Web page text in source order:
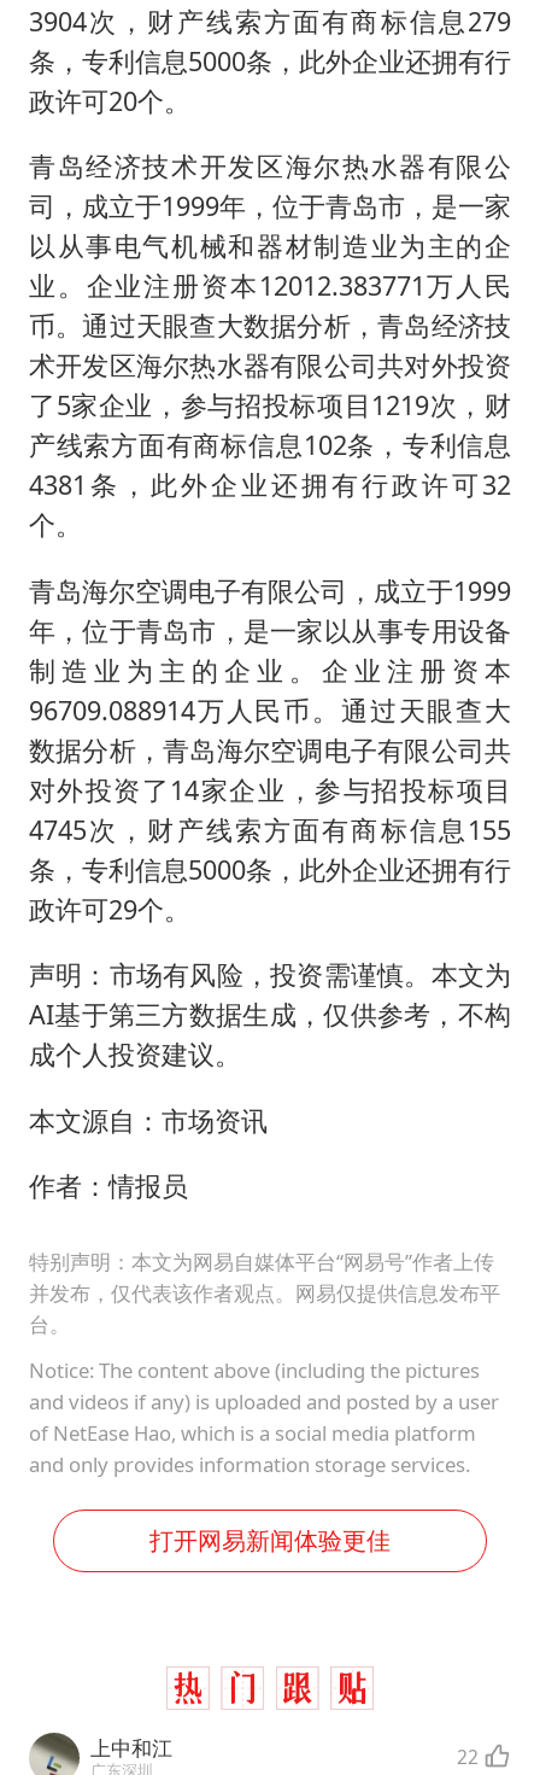
3904次，财产线索方面有商标信息279
条，专利信息5000条，此外企业还拥有行
政许可20个。
青岛经济技术开发区海尔热水器有限公
司，成立于1999年，位于青岛市，是一家
以从事电气机械和器材制造业为主的企
业。企业注册资本12012.383771万人民
币。通过天眼查大数据分析，青岛经济技
术开发区海尔热水器有限公司共对外投资
了5家企业，参与招投标项目1219次，财
产线索方面有商标信息102条，专利信息
4381条，此外企业还拥有行政许可32
个。
青岛海尔空调电子有限公司，成立于1999
年，位于青岛市，是一家以从事专用设备
制造业为主的企业。企业注册资本
96709.088914万人民币。通过天眼查大
数据分析，青岛海尔空调电子有限公司共
对外投资了14家企业，参与招投标项目
4745次，财产线索方面有商标信息155
条，专利信息5000条，此外企业还拥有行
政许可29个。
声明：市场有风险，投资需谨慎。本文为
AI基于第三方数据生成，仅供参考，不构
成个人投资建议。
本文源自：市场资讯
作者：情报员
特别声明：本文为网易自媒体平台“网易号”作者上传
并发布，仅代表该作者观点。网易仅提供信息发布平
台。
Notice: The content above (including the pictures
and videos if any) is uploaded and posted by a user
of NetEase Hao, which is a social media platform
and only provides information storage services.
打开网易新闻体验更佳
上中和江
广东深圳 22